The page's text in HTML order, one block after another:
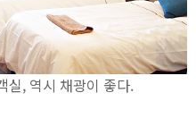
, 역시 채광이 좋다.